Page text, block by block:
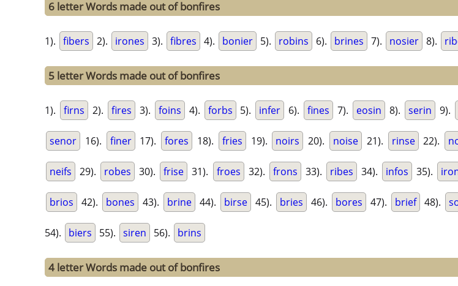
6 letter Words made out of bonfires
1). fibers 2). irones 3). fibres 4). bonier 5). robins 6). brines 7). nosier 8).
5 letter Words made out of bonfires
1). firns 2). fires 3). foins 4). forbs 5). infer 6). fines 7). eosin 8). serin 9).
senor 16). finer 17). fores 18). fries 19). noirs 20). noise 21). rinse 22).
neifs 29). robes 30). frise 31). froes 32). frons 33). ribes 34). infos 35).
brios 42). bones 43). brine 44). birse 45). bries 46). bores 47). brief 48).
54). biers 55). siren 56). brins
4 letter Words made out of bonfires